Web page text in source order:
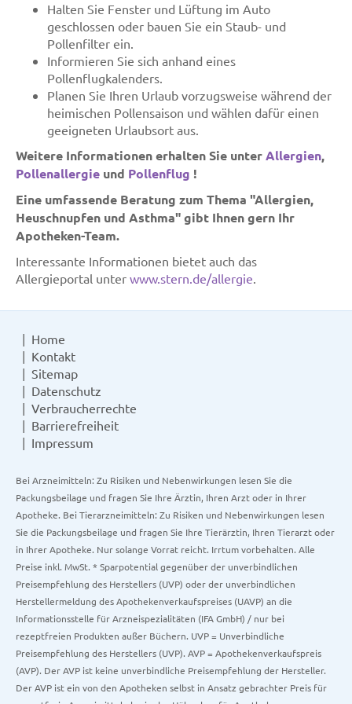
Halten Sie Fenster und Lüftung im Auto
geschlossen oder bauen Sie ein Staub- und
Pollenfilter ein.
Informieren Sie sich anhand eines
Pollenflugkalenders.
Planen Sie Ihren Urlaub vorzugsweise während der
heimischen Pollensaison und wählen dafür einen
geeigneten Urlaubsort aus.
Weitere Informationen erhalten Sie unterAllergien,
Pollenallergie und Pollenflug !
Eine umfassende Beratung zum Thema "Allergien,
Heuschnupfen und Asthma" gibt Ihnen gern Ihr
Apotheken-Team.
Interessante Informationen bietet auch das
Allergieportal unter www.stern.de/allergie.
Home
Kontakt
Sitemap
Datenschutz
Verbraucherrechte
Barrierefreiheit
Impressum
Bei Arzneimitteln: Zu Risiken und Nebenwirkungen lesen Sie die
Packungsbeilage und fragen Sie Ihre Ärztin, Ihren Arzt oder in Ihrer
Apotheke. Bei Tierarzneimitteln: Zu Risiken und Nebenwirkungen lesen
Sie die Packungsbeilage und fragen Sie Ihre Tierärztin, Ihren Tierarzt oder
in Ihrer Apotheke. Nur solange Vorrat reicht. Irrtum vorbehalten. Alle
Preise inkl. MwSt. * Sparpotential gegenüber der unverbindlichen
Preisempfehlung des Herstellers (UVP) oder der unverbindlichen
Herstellermeldung des Apothekenverkaufspreises (UAVP) an die
Informationsstelle für Arzneispezialitäten (IFA GmbH) / nur bei
rezeptfreien Produkten außer Büchern. UVP = Unverbindliche
Preisempfehlung des Herstellers (UVP). AVP = Apothekenverkaufspreis
(AVP). Der AVP ist keine unverbindliche Preisempfehlung der Hersteller.
Der AVP ist ein von den Apotheken selbst in Ansatz gebrachter Preis für